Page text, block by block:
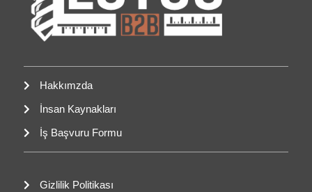
Hakkımzda
İnsan Kaynakları
İş Başvuru Formu
Gizlilik Politikası